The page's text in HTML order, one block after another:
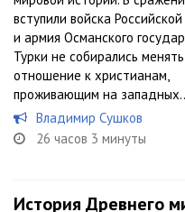
вступили войска
и армия Османского
Турки не собирались менять
отношение к христианам,
проживающим на
Владимир Сушков
26 часов 3 минуты
История Древнего